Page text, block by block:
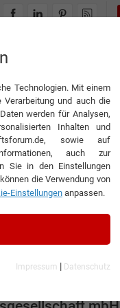
IM NORDEN
Jansen,
MJ
Hamburger SV
Group
Technologien. Mit einem
und auch die
werden für Analysen,
Inhalten und
sowie auf
auch zur
Sie in den Einstellungen
die Verwendung von
Einstellungen anpassen.
Impressum | Datenschutz